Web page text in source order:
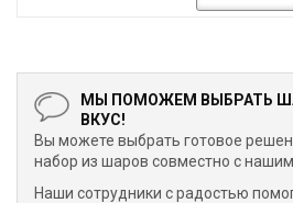
МЫ ПОМОЖЕМ ВЫБРАТЬ
ВКУС!
Вы можете выбрать готовое
набор из шаров совместно с
Наши сотрудники с радостью